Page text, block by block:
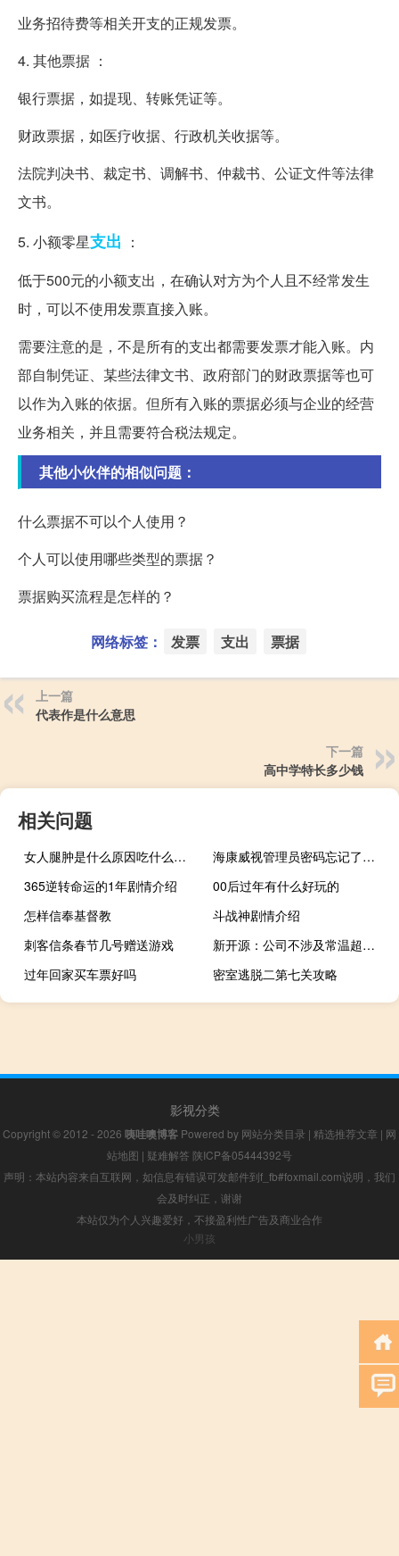
业务招待费等相关开支的正规发票。
4. 其他票据 ：
银行票据，如提现、转账凭证等。
财政票据，如医疗收据、行政机关收据等。
法院判决书、裁定书、调解书、仲裁书、公证文件等法律
文书。
5. 小额零星支出 ：
低于500元的小额支出，在确认对方为个人且不经常发生
时，可以不使用发票直接入账。
需要注意的是，不是所有的支出都需要发票才能入账。内
部自制凭证、某些法律文书、政府部门的财政票据等也可
以作为入账的依据。但所有入账的票据必须与企业的经营
业务相关，并且需要符合税法规定。
其他小伙伴的相似问题：
什么票据不可以个人使用？
个人可以使用哪些类型的票据？
票据购买流程是怎样的？
网络标签： 发票 支出 票据
上一篇
代表作是什么意思
下一篇
高中学特长多少钱
相关问题
女人腿肿是什么原因吃什么药好（女人腿肿是什么原因）
海康威视管理员密码忘记了怎么办（管理员密码忘记了怎么办）
365逆转命运的1年剧情介绍
00后过年有什么好玩的
怎样信奉基督教
斗战神剧情介绍
刺客信条春节几号赠送游戏
新开源：公司不涉及常温超导相关的业务
过年回家买车票好吗
密室逃脱二第七关攻略
影视分类
Copyright © 2012 - 2026 咦哇噢博客 Powered by 网站分类目录 | 精选推荐文章 | 网
站地图 | 疑难解答 陕ICP备05444392号
声明：本站内容来自互联网，如信息有错误可发邮件到f_fb#foxmail.com说明，我们
会及时纠正，谢谢
本站仅为个人兴趣爱好，不接盈利性广告及商业合作
小男孩